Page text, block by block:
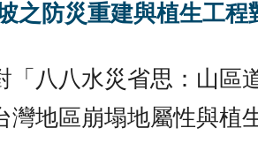
之防災重建與植生工程
「八八水災省思：山區
灣地區崩塌地屬性與植